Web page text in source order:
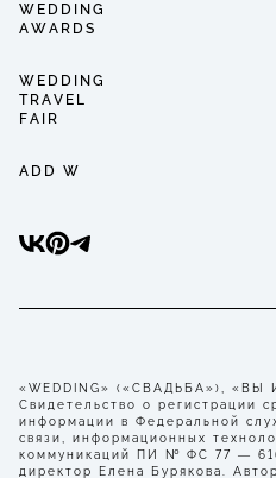
WEDDING
AWARDS
WEDDING
TRAVEL
FAIR
ADD W
«WEDDING» («СВАДЬБА»),
Свидетельство о регистрации
информации в Федеральной
связи, информационных
коммуникаций ПИ № ФС 77 —
директор Елена Бурякова.